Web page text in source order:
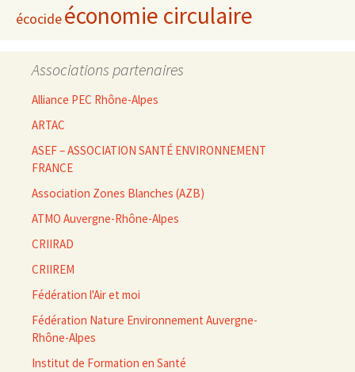
écocideéconomie circulaire
Associations partenaires
Alliance PEC Rhône-Alpes
ARTAC
ASEF – ASSOCIATION SANTÉ ENVIRONNEMENT
FRANCE
Association Zones Blanches (AZB)
ATMO Auvergne-Rhône-Alpes
CRIIRAD
CRIIREM
Fédération l'Air et moi
Fédération Nature Environnement Auvergne-
Rhône-Alpes
Institut de Formation en Santé